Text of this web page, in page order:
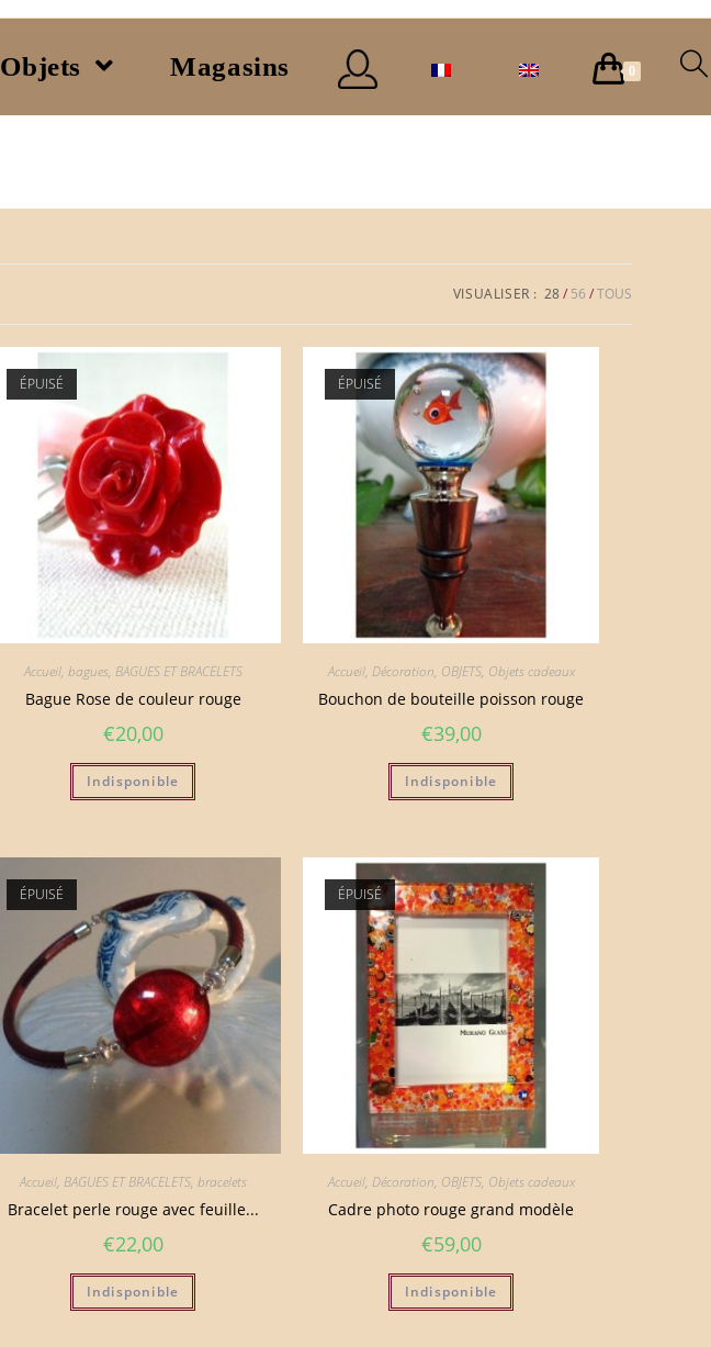
Objets Magasins 0
VISUALISER : 28 56 TOUS
ÉPUISÉ
Accueil, bagues, BAGUES ET BRACELETS
Bague Rose de couleur rouge
€20,00
Indisponible
ÉPUISÉ
Accueil, Décoration, OBJETS, Objets cadeaux
Bouchon de bouteille poisson rouge
€39,00
Indisponible
ÉPUISÉ
Accueil, BAGUES ET BRACELETS, bracelets
Bracelet perle rouge avec feuille...
€22,00
Indisponible
ÉPUISÉ
Accueil, Décoration, OBJETS, Objets cadeaux
Cadre photo rouge grand modèle
€59,00
Indisponible